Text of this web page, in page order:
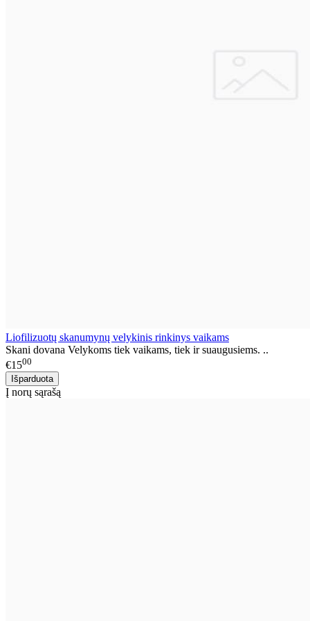
Liofilizuotų skanumynų velykinis rinkinys vaikams
Skani dovana Velykoms tiek vaikams, tiek ir suaugusiems. ..
€1500
Į norų sąrašą